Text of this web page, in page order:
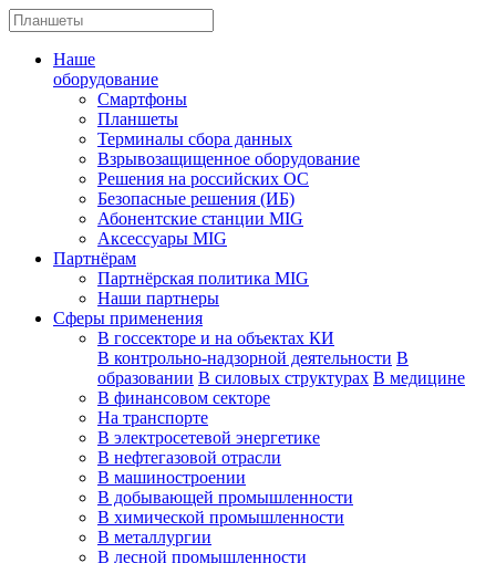
Наше
оборудование
Смартфоны
Планшеты
Терминалы сбора данных
Взрывозащищенное оборудование
Решения на российских ОС
Безопасные решения (ИБ)
Абонентские станции MIG
Аксессуары MIG
Партнёрам
Партнёрская политика MIG
Наши партнеры
Сферы применения
В госсекторе и на объектах КИ
В контрольно-надзорной деятельности В
образовании В силовых структурах В медицине
В финансовом секторе
На транспорте
В электросетевой энергетике
В нефтегазовой отрасли
В машиностроении
В добывающей промышленности
В химической промышленности
В металлургии
В лесной промышленности